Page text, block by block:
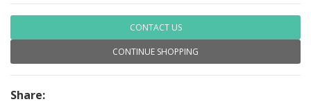
CONTACT US
CONTINUE SHOPPING
Share: